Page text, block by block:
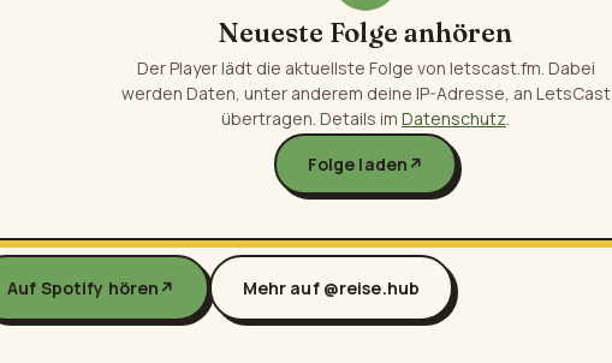
Neueste Folge anhören
Der Player lädt die aktuellste Folge von letscast.fm. Dabei
werden Daten, unter anderem deine IP-Adresse, an LetsCast
übertragen. Details im Datenschutz
Folge laden ↗
Auf Spotify hören ↗ Mehr auf @reise.hub